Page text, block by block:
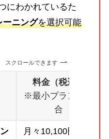
にわかれているた
ーニングを選択可能
スクロールできます
料金（税込）
※最小プランの場
合
月々10,100円～